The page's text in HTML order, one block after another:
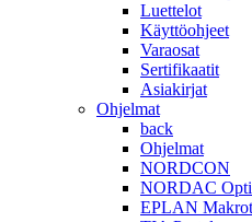
Luettelot
Käyttöohjeet
Varaosat
Sertifikaatit
Asiakirjat
Ohjelmat
back
Ohjelmat
NORDCON
NORDAC
EPLAN Makrot